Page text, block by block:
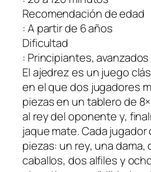
Recomendación de edad
: A partir de 6 años
Dificultad
: Principiantes,
El ajedrez es un juego
en el que dos jugadores
piezas en un tablero de
al rey del oponente y,
jaque mate. Cada jugador
piezas: un rey, una
caballos, dos alfiles y